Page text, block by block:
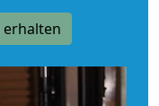
erhalten